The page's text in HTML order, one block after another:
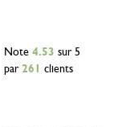
Note 4.53 sur 5
par 261 clients